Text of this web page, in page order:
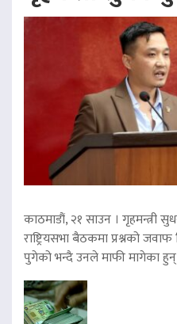
काठमाडौं, २१ साउन । गृहमन्त्री
राष्ट्रियसभा बैठकमा प्रश्नको
पुगेको भन्दै उनले माफी मागेका